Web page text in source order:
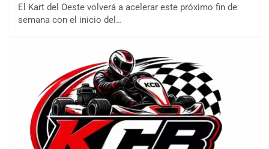
El Kart del Oeste volverá a acelerar este próximo fin de
semana con el inicio del…